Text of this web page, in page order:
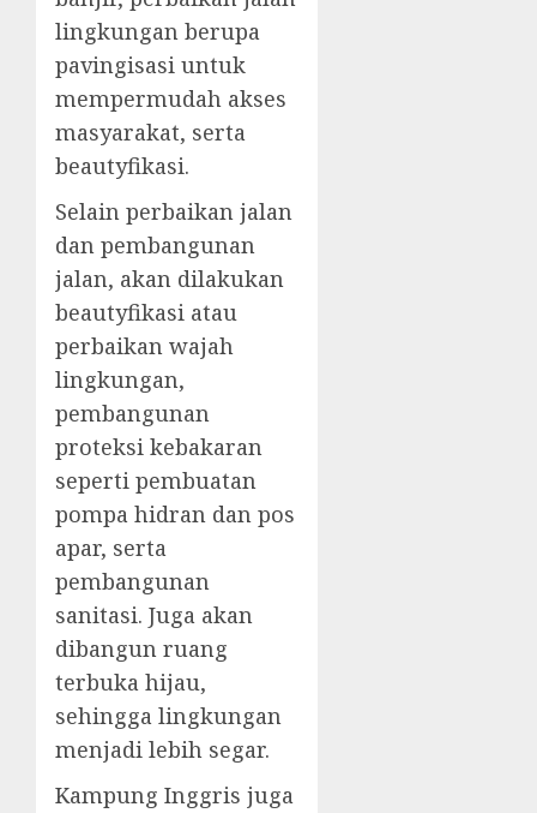
lingkungan berupa
pavingisasi untuk
mempermudah akses
masyarakat, serta
beautyfikasi.
Selain perbaikan jalan
dan pembangunan
jalan, akan dilakukan
beautyfikasi atau
perbaikan wajah
lingkungan,
pembangunan
proteksi kebakaran
seperti pembuatan
pompa hidran dan pos
apar, serta
pembangunan
sanitasi. Juga akan
dibangun ruang
terbuka hijau,
sehingga lingkungan
menjadi lebih segar.
Kampung Inggris juga